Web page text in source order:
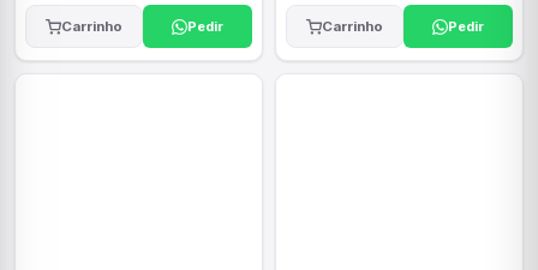
Carrinho Pedir Carrinho Pedir